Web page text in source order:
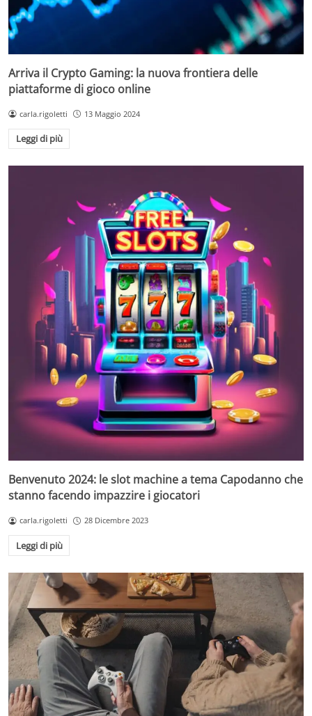
Arriva il Crypto Gaming: la nuova frontiera delle
piattaforme di gioco online
carla.rigoletti 13 Maggio 2024
Leggi di più
Benvenuto 2024: le slot machine a tema Capodanno che
stanno facendo impazzire i giocatori
carla.rigoletti 28 Dicembre 2023
Leggi di più